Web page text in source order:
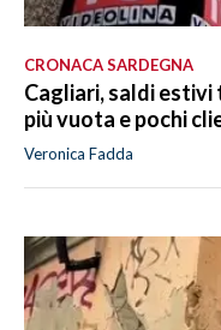
CRONACA SARDEGNA
Cagliari, saldi estivi
più vuota e pochi
Veronica Fadda